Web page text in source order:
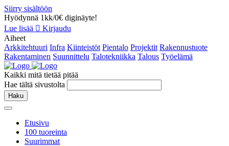
Siirry sisältöön
Hyödynnä 1kk/0€ diginäyte!
Lue lisää
Kirjaudu
Aiheet
Arkkitehtuuri Infra Kiinteistöt Pientalo Projektit Rakennustuote
Rakentaminen Suunnittelu Talotekniikka Talous Työelämä
Kaikki mitä tietää pitää
Hae tältä sivustolta
Haku
Etusivu
100 tuoreinta
Suurimmat